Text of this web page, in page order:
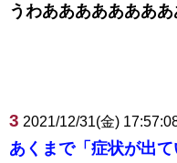
うわあああああああ
3 2021/12/31(金)
あくまで「症状が出